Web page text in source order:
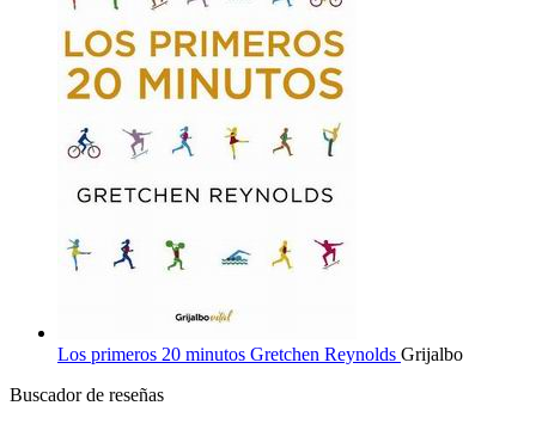
Los primeros 20 minutos Gretchen Reynolds Grijalbo
Buscador de reseñas